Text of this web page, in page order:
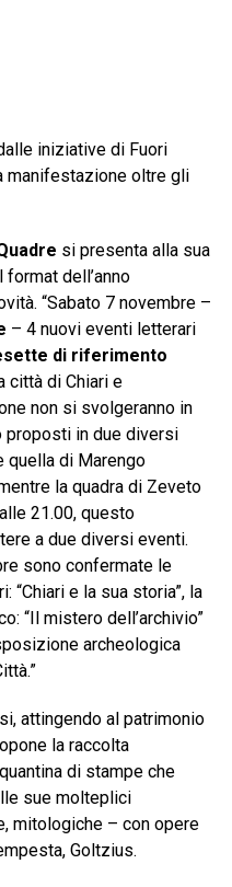
iniziative di Fuori
manifestazione oltre gli
si presenta alla sua
dell’anno
“Sabato 7 novembre –
– 4 nuovi eventi letterari
di riferimento
città di Chiari e
non si svolgeranno in
proposti in due diversi
quella di Marengo
la quadra di Zeveto
21.00, questo
a due diversi eventi.
sono confermate le
“Chiari e la sua storia”, la
“Il mistero dell’archivio”
archeologica
attingendo al patrimonio
la raccolta
di stampe che
sue molteplici
mitologiche – con opere
Goltzius.